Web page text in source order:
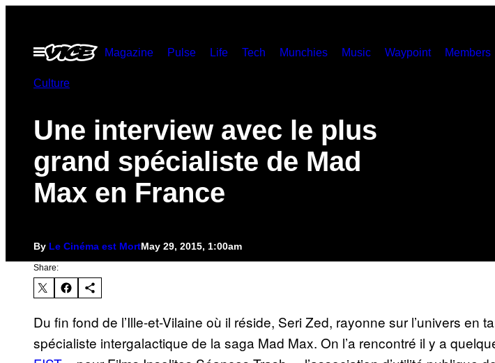
contentOpen
Menu
Magazine Pulse Life Tech Munchies Music Waypoint Members
Culture
Une interview avec le plus
grand spécialiste de Mad
Max en France
By Le Cinéma est MortMay 29, 2015, 1:00am
Share:
Du fin fond de l’Ille-et-Vilaine où il réside, Seri Zed, rayonne sur l’univers en
spécialiste intergalactique de la saga Mad Max. On l’a rencontré il y a